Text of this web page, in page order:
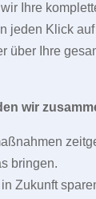
Ihre
jeden Klick
über Ihre
wir
bringen.
Zukunft